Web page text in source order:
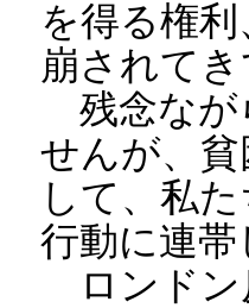
を得る権
崩されて
残念なが
せんが、
して、私
行動に連
ロンドン